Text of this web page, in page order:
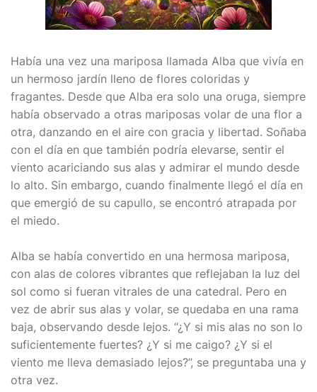
Había una vez una mariposa llamada Alba que vivía en
un hermoso jardín lleno de flores coloridas y
fragantes. Desde que Alba era solo una oruga, siempre
había observado a otras mariposas volar de una flor a
otra, danzando en el aire con gracia y libertad. Soñaba
con el día en que también podría elevarse, sentir el
viento acariciando sus alas y admirar el mundo desde
lo alto. Sin embargo, cuando finalmente llegó el día en
que emergió de su capullo, se encontró atrapada por
el miedo.
Alba se había convertido en una hermosa mariposa,
con alas de colores vibrantes que reflejaban la luz del
sol como si fueran vitrales de una catedral. Pero en
vez de abrir sus alas y volar, se quedaba en una rama
baja, observando desde lejos. “¿Y si mis alas no son lo
suficientemente fuertes? ¿Y si me caigo? ¿Y si el
viento me lleva demasiado lejos?”, se preguntaba una y
otra vez.